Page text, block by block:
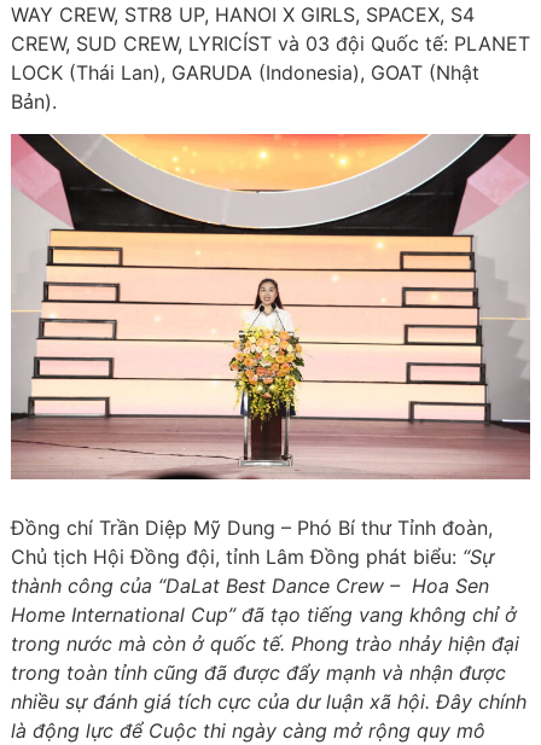
WAY CREW, STR8 UP, HANOI X GIRLS, SPACEX, S4
CREW, SUD CREW, LYRICÍST và 03 đội Quốc tế: PLANET
LOCK (Thái Lan), GARUDA (Indonesia), GOAT (Nhật
Bản).
Đồng chí Trần Diệp Mỹ Dung – Phó Bí thư Tỉnh đoàn,
Chủ tịch Hội Đồng đội, tỉnh Lâm Đồng phát biểu: “Sự
thành công của “DaLat Best Dance Crew – Hoa Sen
Home International Cup” đã tạo tiếng vang không chỉ ở
trong nước mà còn ở quốc tế. Phong trào nhảy hiện đại
trong toàn tỉnh cũng đã được đẩy mạnh và nhận được
nhiều sự đánh giá tích cực của dư luận xã hội. Đây chính
là động lực để Cuộc thi ngày càng mở rộng quy mô